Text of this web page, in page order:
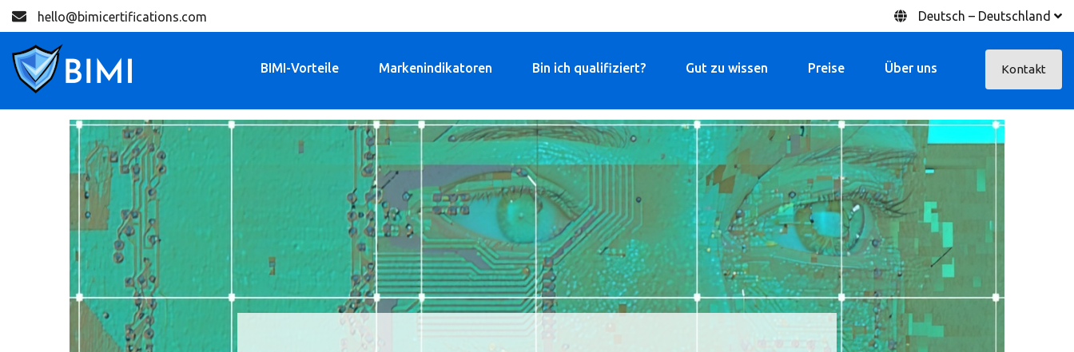
hello@bimicertifications.com Deutsch – Deutschland
BIMI-Vorteile Markenindikatoren Bin ich qualifiziert? Gut zu wissen Preise Über uns Kontakt